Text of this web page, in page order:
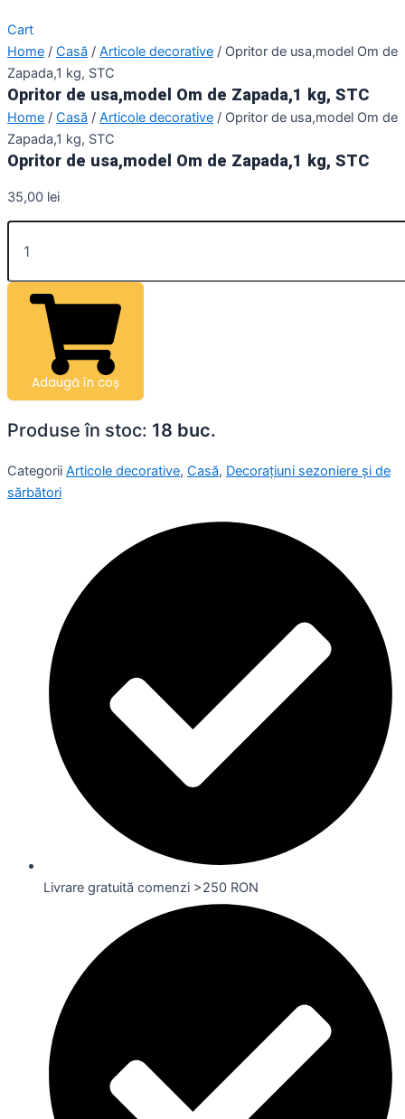
Cart
Home / Casă / Articole decorative / Opritor de usa,model Om de
Zapada,1 kg, STC
Opritor de usa,model Om de Zapada,1 kg, STC
Home / Casă / Articole decorative / Opritor de usa,model Om de
Zapada,1 kg, STC
Opritor de usa,model Om de Zapada,1 kg, STC
35,00 lei
Adaugă în coș
Produse în stoc: 18 buc.
Categorii Articole decorative, Casă, Decorațiuni sezoniere și de
sărbători
Livrare gratuită comenzi >250 RON